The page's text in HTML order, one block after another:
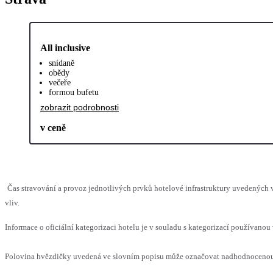
All inclusive
snídaně
obědy
večeře
formou bufetu
zobrazit podrobnosti
v ceně
Čas stravování a provoz jednotlivých prvků hotelové infrastruktury uvedených
vliv.
Informace o oficiální kategorizaci hotelu je v souladu s kategorizací
Polovina hvězdičky uvedená ve slovním popisu může označovat